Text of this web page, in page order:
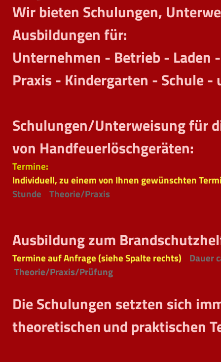
Wir bieten Schulungen,
Ausbildungen für:
Unternehmen - Betrieb - Laden
Praxis - Kindergarten - Schule -
Schulungen/Unterweisung für
von Handfeuerlöschgeräten:
Termine:
Individuell, zu einem von Ihnen gewünschten
Stunde Theorie/Praxis
Ausbildung zum
Termine auf Anfrage (siehe Spalte rechts) Dauer
Theorie/Praxis/Prüfung
Die Schulungen setzten sich
theoretischenund praktischen